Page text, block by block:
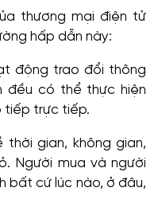
thương mại điện tử
hấp dẫn này:
động trao đổi thông
đều có thể thực hiện
tiếp trực tiếp.
thời gian, không gian,
Người mua và người
bất cứ lúc nào, ở đâu,